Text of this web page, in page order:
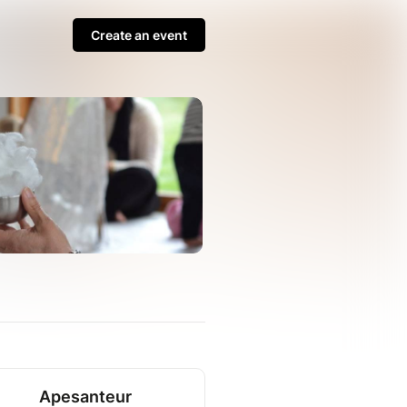
Create an event
Apesanteur